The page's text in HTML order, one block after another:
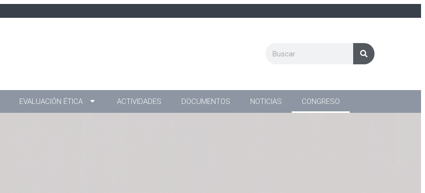
EVALUACIÓN ÉTICA ACTIVIDADES DOCUMENTOS NOTICIAS CONGRESO